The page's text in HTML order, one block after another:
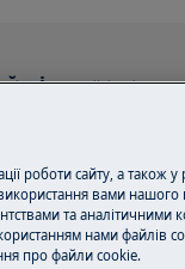
підтримки
роботи сайту, а також у
вами нашого
та аналітичними
нами файлів
прo файли cookie.